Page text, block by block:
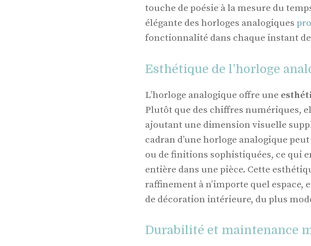
touche de poésie à la mesure du
élégante des horloges analogiques
fonctionnalité dans chaque instant
Esthétique de l’horloge
L’horloge analogique offre une
Plutôt que des chiffres numériques,
ajoutant une dimension visuelle
cadran d’une horloge analogique
ou de finitions sophistiquées, ce qui
entière dans une pièce. Cette
raffinement à n’importe quel espace,
de décoration intérieure, du plus
Durabilité et maintenance